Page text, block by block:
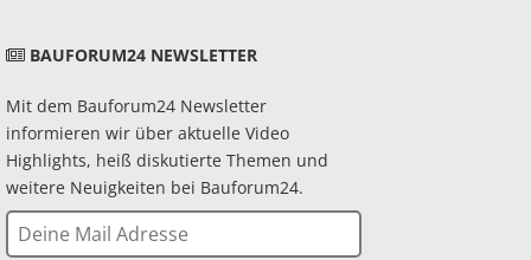
BAUFORUM24 NEWSLETTER
Mit dem Bauforum24 Newsletter
informieren wir über aktuelle Video
Highlights, heiß diskutierte Themen und
weitere Neuigkeiten bei Bauforum24.